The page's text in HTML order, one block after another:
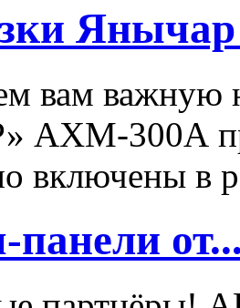
Янычар
вам важную
АХМ-300А
включены в
панели